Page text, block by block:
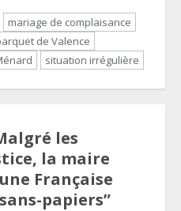
mariage de complaisance
de Valence
situation irrégulière
les
la maire
Française
papiers”